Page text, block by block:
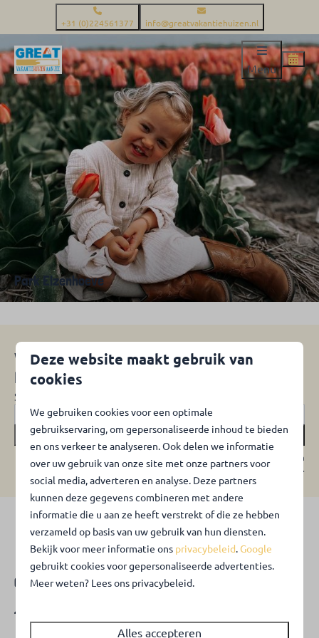
+31 (0)224561377 info@greatvakantiehuizen.nl
Menu
Park Elzenhoeve
Wij houden je graag op de
hoogte!
Schrijf je in voor de nieuwsbrief.
Inschrijven
Beveiligd door reCaptcha,
zijn van
toepassing.
Veilig betalen
Contact
1753 KD Sint Maartenszee
Deze website maakt gebruik van
cookies
We gebruiken cookies voor een optimale
gebruikservaring, om gepersonaliseerde inhoud te bieden
en ons verkeer te analyseren. Ook delen we informatie
over uw gebruik van onze site met onze partners voor
social media, adverteren en analyse. Deze partners
kunnen deze gegevens combineren met andere
informatie die u aan ze heeft verstrekt of die ze hebben
verzameld op basis van uw gebruik van hun diensten.
Bekijk voor meer informatie ons privacybeleid. Google
gebruikt cookies voor gepersonaliseerde advertenties.
Meer weten? Lees ons privacybeleid.
Alles accepteren